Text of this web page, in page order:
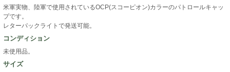
米軍実物、陸軍で使用されているOCP(スコーピオン)カラーのパトロールキャッ
プです。
レターパックライトで発送可能。
コンディション
未使用品。
サイズ